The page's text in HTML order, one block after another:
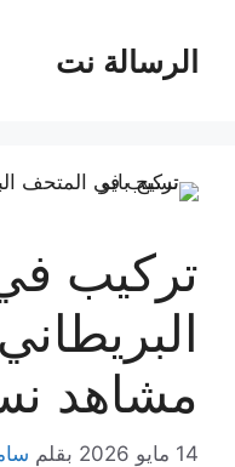
المحتوىالرسالة نت
تركيب
مشاهد
14 مايو 2026 بقلم